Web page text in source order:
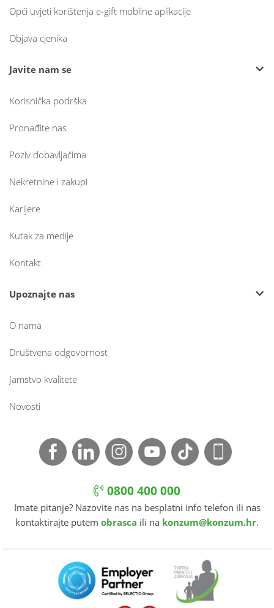
Opći uvjeti korištenja e-gift mobilne aplikacije
Objava cjenika
Javite nam se
Korisnička podrška
Pronađite nas
Poziv dobavljačima
Nekretnine i zakupi
Karijere
Kutak za medije
Kontakt
Upoznajte nas
O nama
Društvena odgovornost
Jamstvo kvalitete
Novosti
0800 400 000
Imate pitanje? Nazovite nas na besplatni info telefon ili nas
kontaktirajte putem obrasca ili na konzum@konzum.hr.